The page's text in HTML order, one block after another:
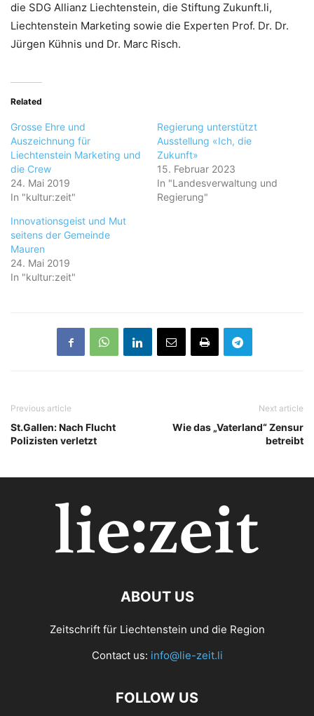
die SDG Allianz Liechtenstein, die Stiftung Zukunft.li,
Liechtenstein Marketing sowie die Experten Prof. Dr. Dr.
Jürgen Kühnis und Dr. Marc Risch.
Related
Grosse Ehre und
Auszeichnung für
Liechtenstein Marketing und
die Crew
24. Mai 2019
In "kultur:zeit"
Regierung unterstützt
Ausstellung «Ich, die
Zukunft»
15. Februar 2023
In "Landesverwaltung und
Regierung"
Innovationsgeist und Mut
seitens der Gemeinde
Mauren
24. Mai 2019
In "kultur:zeit"
Previous article
St.Gallen: Nach Flucht
Polizisten verletzt
Next article
Wie das „Vaterland“ Zensur
betreibt
ABOUT US
Zeitschrift für Liechtenstein und die Region
Contact us: info@lie-zeit.li
FOLLOW US